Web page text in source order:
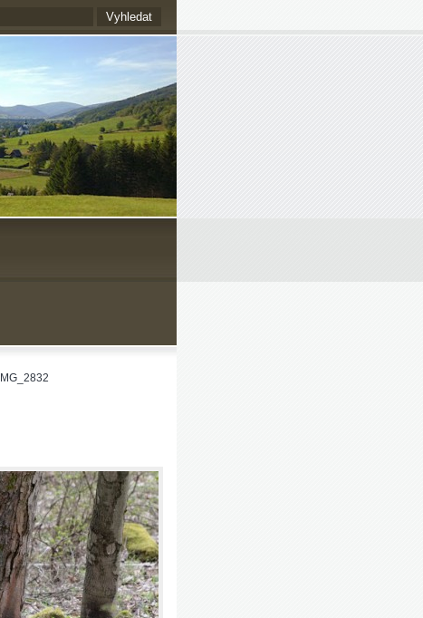
IMG_2832